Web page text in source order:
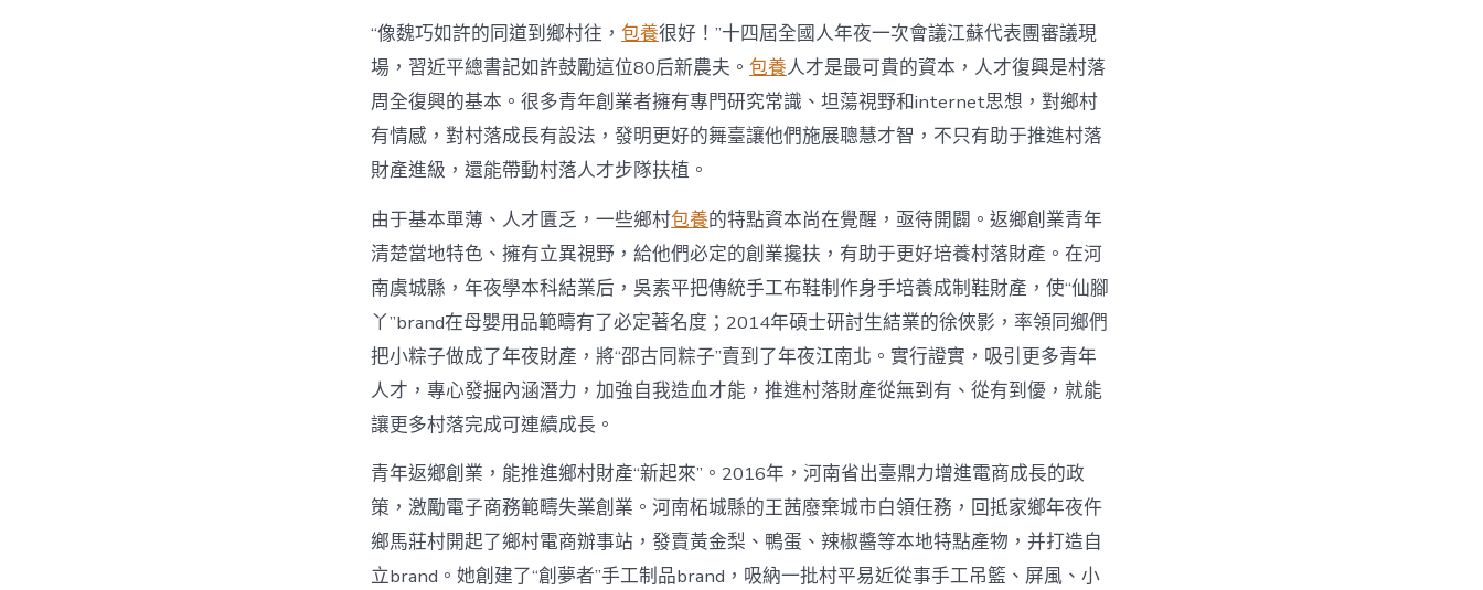
死
水
甜
心
寶
物
養
網
_
中
國
網〉
中
“像魏巧如許的同道到鄉村往， 包養很好！”十四屆全國人年夜一次會議江蘇代表團審議現
場，習近平總書記如許鼓勵這位80后新農夫。 包養人才是最可貴的資本，人才復興是村落
周全復興的基本。很多青年創業者擁有專門研究常識、坦蕩視野和internet思想，對鄉村
有情感，對村落成長有設法，發明更好的舞臺讓他們施展聰慧才智，不只有助于推進村落
財產進級，還能帶動村落人才步隊扶植。
由于基本單薄、人才匱乏，一些鄉村包養的特點資本尚在覺醒，亟待開闢。返鄉創業青年
清楚當地特色、擁有立異視野，給他們必定的創業攙扶，有助于更好培養村落財產。在河
南虞城縣，年夜學本科結業后，吳素平把傳統手工布鞋制作身手培養成制鞋財產，使“仙腳
丫”brand在母嬰用品範疇有了必定著名度；2014年碩士研討生結業的徐俠影，率領同鄉們
把小粽子做成了年夜財產，將“邵古同粽子”賣到了年夜江南北。實行證實，吸引更多青年
人才，專心發掘內涵潛力，加強自我造血才能，推進村落財產從無到有、從有到優，就能
讓更多村落完成可連續成長。
青年返鄉創業，能推進鄉村財產“新起來”。2016年，河南省出臺鼎力增進電商成長的政
策，激勵電子商務範疇失業創業。河南柘城縣的王茜廢棄城市白領任務，回抵家鄉年夜仵
鄉馬莊村開起了鄉村電商辦事站，發賣黃金梨、鴨蛋、辣椒醬等本地特點產物，并打造自
立brand。她創建了“創夢者”手工制品brand，吸納一批村平易近從事手工吊籃、屏風、小